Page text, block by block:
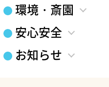
環境・斎園
安心安全
お知らせ